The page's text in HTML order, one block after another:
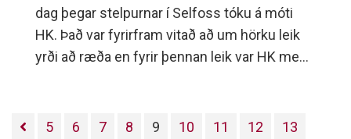
dag þegar stelpurnar í Selfoss tóku á móti
HK. Það var fyrirfram vitað að um hörku leik
yrði að ræða en fyrir þennan leik var HK með
5 6 7 8 9 10 11 12
13